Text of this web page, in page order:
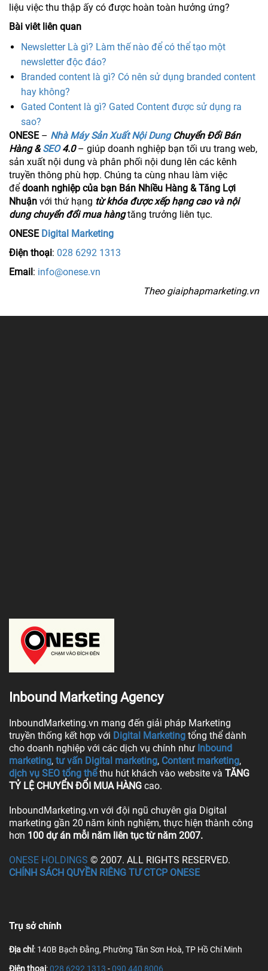
liệu việc thu thập ấy có được hoàn toàn hưởng ứng?
Bài viêt liên quan
Newsletter Là gì? Làm thế nào để có thể tạo một
newsletter độc đáo?
Branded content là gì? Có nên sử dụng branded content
hay không?
Gated Content là gì? Gated Content được sử dụng ra
sao?
ONESE– Nhà Máy Sản Xuất Nội DungChuyển Đổi Bán
Hàng &SEO4.0– giúp doanh nghiệp bạn tối ưu trang web,
sản xuất nội dung và phân phối nội dung lên các kênh
truyền thông phù hợp. Chúng ta cùng nhau làm việc
để doanh nghiệp của bạn Bán Nhiều Hàng & Tăng Lợi
Nhuận với thứ hạng từ khóa được xếp hạng cao và nội
dung chuyển đổi mua hàngtăng trưởng liên tục.
ONESE Digital Marketing
Điện thoại: 028 6292 1313
Email: info@onese.vn
Theo giaiphapmarketing.vn
Inbound Marketing Agency
InboundMarketing.vn mang đến giải pháp Marketing
truyền thống kết hợp với Digital Marketing tổng thể dành
cho doanh nghiệp với các dịch vụ chính như Inbound
marketing, tư vấn Digital marketing, Content marketing,
dịch vụ SEO tổng thể thu hút khách vào website và TĂNG
TỶ LỆ CHUYỂN ĐỔI MUA HÀNG cao.
InboundMarketing.vn với đội ngũ chuyên gia Digital
marketing gần 20 năm kinh nghiệm, thực hiện thành công
hơn 100 dự án mỗi năm liên tục từ năm 2007.
ONESE HOLDINGS © 2007. ALL RIGHTS RESERVED.
CHÍNH SÁCH QUYỀN RIÊNG TƯ CTCP ONESE
Trụ sở chính
Địa chỉ: 140B Bạch Đằng, Phường Tân Sơn Hoà, TP Hồ Chí Minh
Điện thoại:028 6292 1313 -090 440 8006